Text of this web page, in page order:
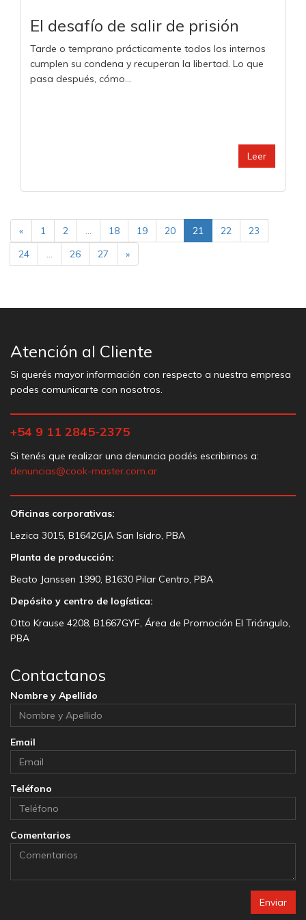
El desafío de salir de prisión
Tarde o temprano prácticamente todos los internos
cumplen su condena y recuperan la libertad. Lo que
pasa después, cómo...
Leer
« 1 2 ... 18 19 20 21 22
23
24
... 26 27 »
Atención al Cliente
Si querés mayor información con respecto a nuestra empresa
podes comunicarte con nosotros.
+54 9 11 2845-2375
Si tenés que realizar una denuncia podés escribirnos a:
denuncias@cook-master.com.ar
Oficinas corporativas:
Lezica 3015, B1642GJA San Isidro, PBA
Planta de producción:
Beato Janssen 1990, B1630 Pilar Centro, PBA
Depósito y centro de logística:
Otto Krause 4208, B1667GYF, Área de Promoción El Triángulo,
PBA
Contactanos
Nombre y Apellido
Email
Teléfono
Comentarios
Enviar